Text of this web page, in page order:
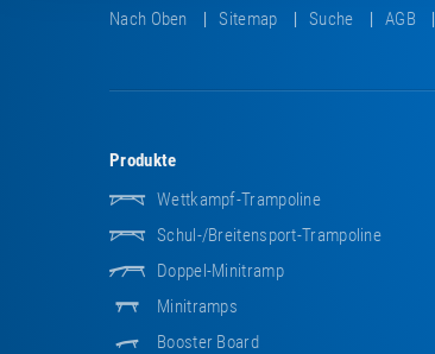
Nach Oben Sitemap Suche AGB
Produkte
Wettkampf-Trampoline
Schul-/Breitensport-Trampoline
Doppel-Minitramp
Minitramps
Booster Board